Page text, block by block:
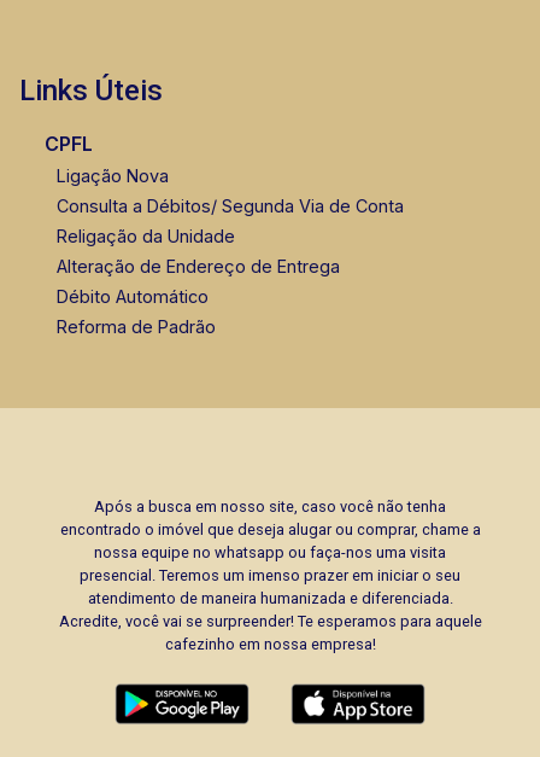
Links Úteis
CPFL
Ligação Nova
Consulta a Débitos/ Segunda Via de Conta
Religação da Unidade
Alteração de Endereço de Entrega
Débito Automático
Reforma de Padrão
Após a busca em nosso site, caso você não tenha
encontrado o imóvel que deseja alugar ou comprar, chame a
nossa equipe no whatsapp ou faça-nos uma visita
presencial. Teremos um imenso prazer em iniciar o seu
atendimento de maneira humanizada e diferenciada.
Acredite, você vai se surpreender! Te esperamos para aquele
cafezinho em nossa empresa!